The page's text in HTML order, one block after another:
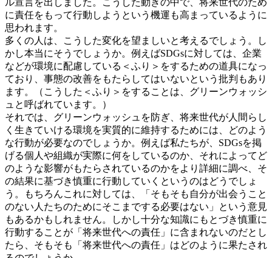
に責任をもって行動しようという機運も高まっているように
思われます。
多くの人は、こうした変化を望ましいと考えるでしょう。し
かし本当にそうでしょうか。例えばSDGsに対しては、企業
などが環境に配慮している＜ふり＞をするための道具になっ
ており、事態の改善をもたらしてはいないという批判もあり
ます。（こうした＜ふり＞をすることは、グリーンウォッシ
ュと呼ばれています。）
それでは、グリーンウォッシュを防ぎ、将来世代が人間らし
く生きていける環境を実質的に維持するためには、どのよう
な行動が必要なのでしょうか。例えば私たちが、SDGsを掲
げる個人や組織が実際に何をしているのか、それによってど
のような影響がもたらされているのかをより詳細に調べ、そ
の結果に基づき慎重に行動していくというのはどうでしょ
う。もちろんこれに対しては、「そもそも自分が出会うこと
のない人たちのためにそこまでする必要はない」という意見
もあるかもしれません。しかし十分な知識にもとづき慎重に
行動することが「将来世代への責任」に含まれないのだとし
たら、そもそも「将来世代への責任」はどのように果たされ